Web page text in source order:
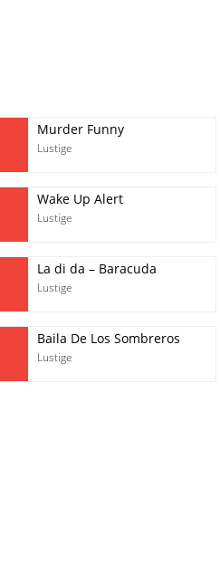
Murder Funny
Lustige
Wake Up Alert
Lustige
La di da – Baracuda
Lustige
Baila De Los Sombreros
Lustige